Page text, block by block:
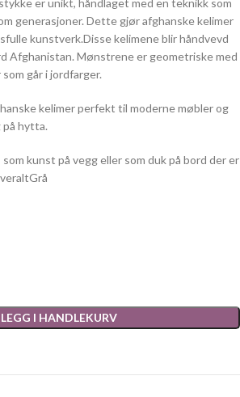
er unikt, håndlaget med en teknikk som
generasjoner. Dette gjør afghanske kelimer
kunstverk.Disse kelimene blir håndvevd
Afghanistan. Mønstrene er geometriske med
går i jordfarger.
kelimer perfekt til moderne møbler og
på hytta.
kunst på vegg eller som duk på bord der er
LEGG I HANDLEKURV